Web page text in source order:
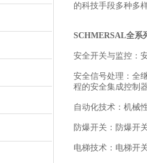
的科技手段多种多
SCHMERSAL全系
安全开关与监控：
安全信号处理：全
程的安全集成控制
自动化技术：机械
防爆开关：防爆开
电梯技术：电梯开